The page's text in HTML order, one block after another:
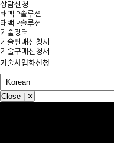
상담신청
태백IP솔루션
태백IP솔루션
기술장터
기술판매신청서
기술구매신청서
기술사업화신청
Close | ✕